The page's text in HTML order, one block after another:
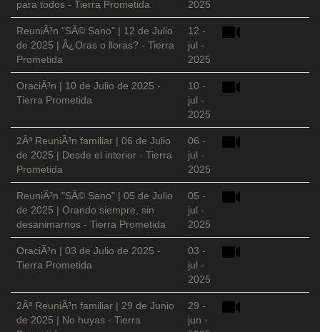
para todos - Tierra Prometida
2025
ReuniÃ³n "SÃ© Sano" | 12 de Julio
de 2025 | Â¿Oras o lloras? - Tierra
Prometida
12 -
jul -
2025
OraciÃ³n | 10 de Julio de 2025 -
Tierra Prometida
10 -
jul -
2025
2Âª ReuniÃ³n familiar | 06 de Julio
de 2025 | Desde el interior - Tierra
Prometida
06 -
jul -
2025
ReuniÃ³n "SÃ© Sano" | 05 de Julio
de 2025 | Orando siempre, sin
desanimarnos - Tierra Prometida
05 -
jul -
2025
OraciÃ³n | 03 de Julio de 2025 -
Tierra Prometida
03 -
jul -
2025
2Âª ReuniÃ³n familiar | 29 de Junio
de 2025 | No huyas - Tierra
29 -
jun -